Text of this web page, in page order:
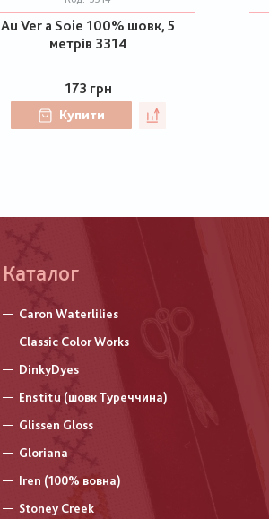
Au Ver a Soie 100% шовк, 5
метрів 3314
173 грн
Купити
Каталог
Caron Waterlilies
Classic Color Works
DinkyDyes
Enstitu (шовк Туреччина)
Glissen Gloss
Gloriana
Iren (100% вовна)
Stoney Creek